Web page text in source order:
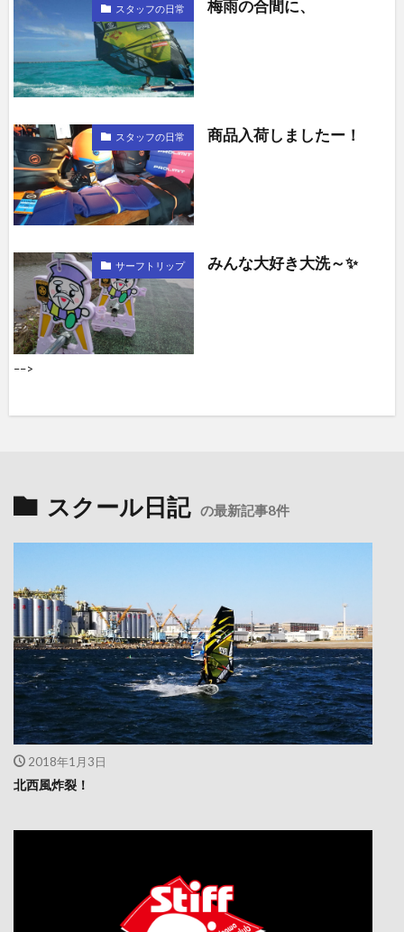
スタッフの日常 梅雨の合間に、
スタッフの日常 商品入荷しましたー！
サーフトリップ みんな大好き大洗～✨
––>
スクール日記 の最新記事8件
2018年1月3日
北西風炸裂！